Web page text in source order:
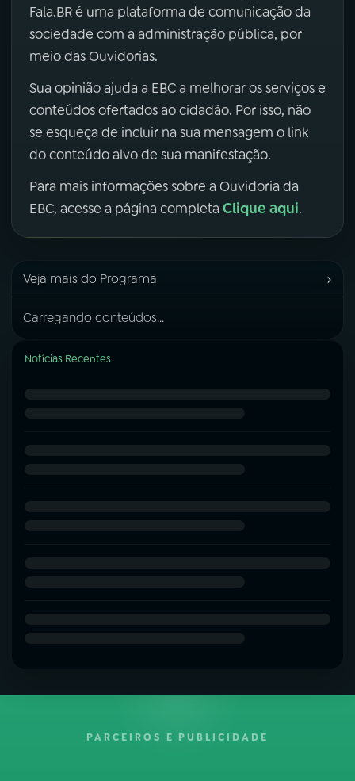
Fala.BR é uma plataforma de comunicação da
sociedade com a administração pública, por
meio das Ouvidorias.
Sua opinião ajuda a EBC a melhorar os serviços e
conteúdos ofertados ao cidadão. Por isso, não
se esqueça de incluir na sua mensagem o link
do conteúdo alvo de sua manifestação.
Para mais informações sobre a Ouvidoria da
EBC, acesse a página completa Clique aqui.
Veja mais do Programa ›
Carregando conteúdos...
Notícias Recentes
PARCEIROS E PUBLICIDADE